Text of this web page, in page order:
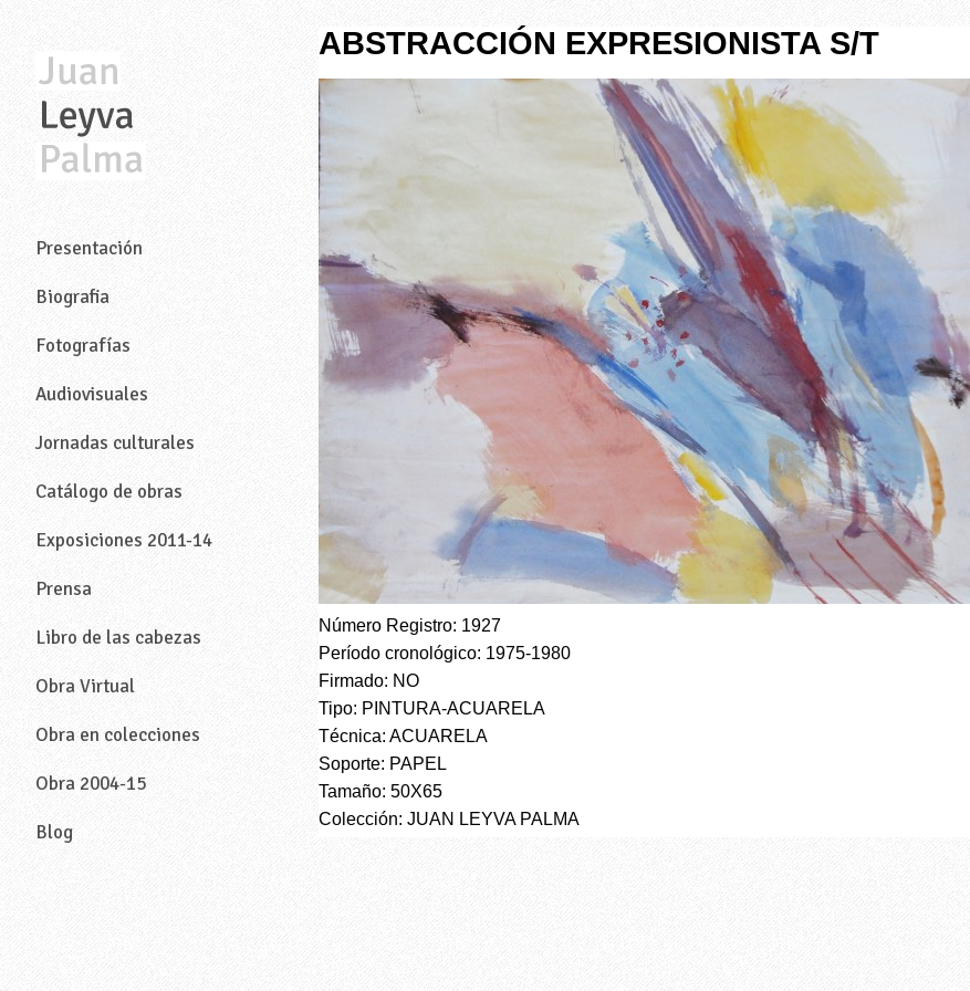
Presentación
Biografia
Fotografías
Audiovisuales
Jornadas culturales
Catálogo de obras
Exposiciones 2011-14
Prensa
Libro de las cabezas
Obra Virtual
Obra en colecciones
Obra 2004-15
Blog
ABSTRACCIÓN EXPRESIONISTA S/T
Número Registro: 1927
Período cronológico: 1975-1980
Firmado: NO
Tipo: PINTURA-ACUARELA
Técnica: ACUARELA
Soporte: PAPEL
Tamaño: 50X65
Colección: JUAN LEYVA PALMA